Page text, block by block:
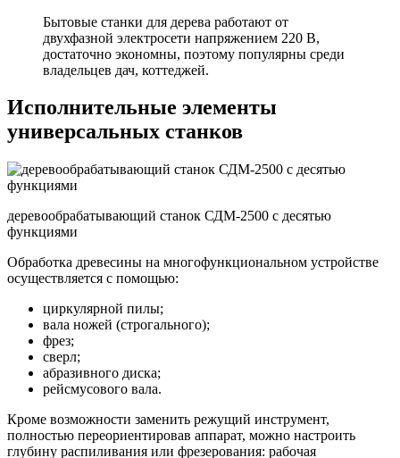
Бытовые станки для дерева работают от
двухфазной электросети напряжением 220 В,
достаточно экономны, поэтому популярны среди
владельцев дач, коттеджей.
Исполнительные элементы
универсальных станков
деревообрабатывающий станок СДМ-2500 с десятью
функциями
Обработка древесины на многофункциональном устройстве
осуществляется с помощью:
циркулярной пилы;
вала ножей (строгального);
фрез;
сверл;
абразивного диска;
рейсмусового вала.
Кроме возможности заменить режущий инструмент,
полностью переориентировав аппарат, можно настроить
глубину распиливания или фрезерования: рабочая